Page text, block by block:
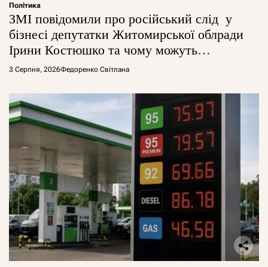
Політика
ЗМІ повідомили про російський слід у
бізнесі депутатки Житомирської облради
Ірини Костюшко та чому можуть
арештувати її активи
3 Серпня, 2026Федоренко Світлана